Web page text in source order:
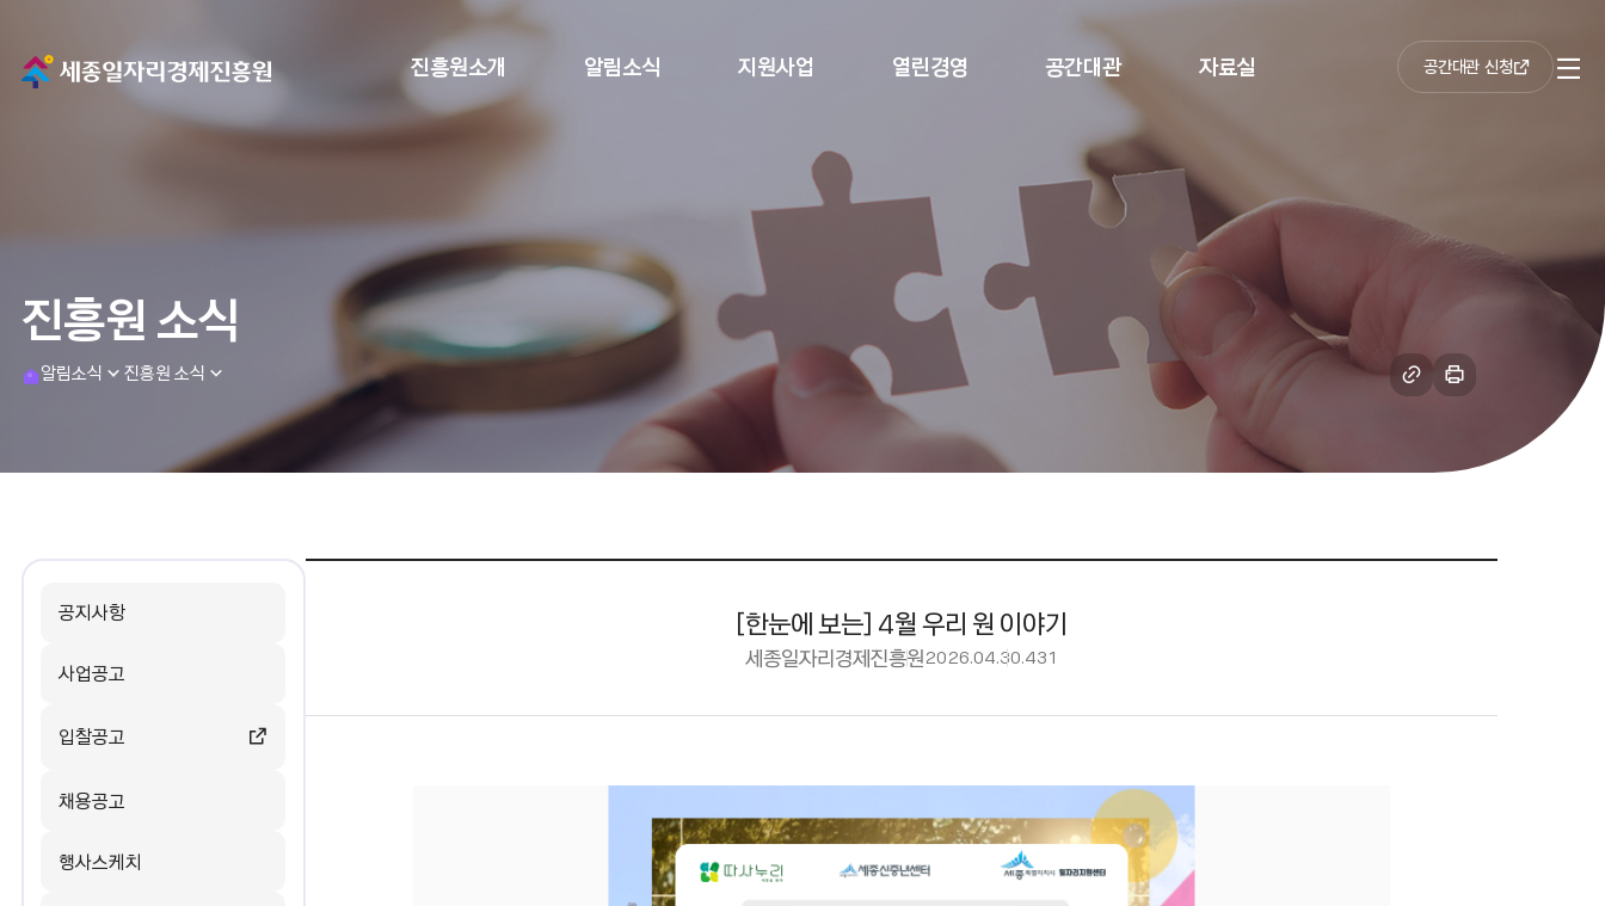
메
인
로
진흥원소개 알림소식 지원사업 열린경영 공간대관 자료실 공간대관 신청
뉴
진흥원 소식
h
알림소식 진흥원 소식
링
인
공지사항
사업공고
입찰공고
채용공고
행사스케치
[한눈에 보는] 4월 우리 원 이야기
세종일자리경제진흥원2026.04.30.431